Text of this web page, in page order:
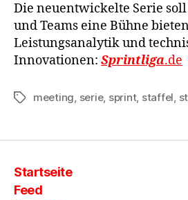
Die neuentwickelte Serie
und Teams eine Bühne
Leistungsanalytik und
Innovationen: Sprintliga.de
Schlagwörter
meeting, serie, sprint, staffel,
Startseite
Feed